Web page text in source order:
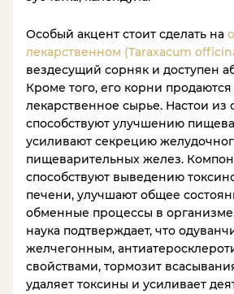
Особый акцент стоит сделать на
лекарственном (Taraxacum
вездесущий сорняк и доступен
Кроме того, его корни продаются
лекарственное сырье. Настои из
способствуют улучшению
усиливают секрецию
пищеварительных желез.
способствуют выведению
печени, улучшают общее
обменные процессы в
наука подтверждает, что
желчегонным,
свойствами, тормозит
удаляет токсины и усиливает